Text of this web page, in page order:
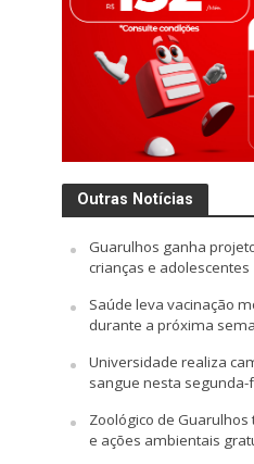
Outras Notícias
Guarulhos ganha
crianças e adolescentes
Saúde leva vacinação
durante a próxima
Universidade realiza
sangue nesta
Zoológico de
e ações ambientais